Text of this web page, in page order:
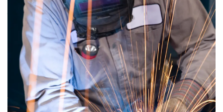
Interesse­områder
FoodTech henvender sig til hele
fødevareindustrien, hvor de primære